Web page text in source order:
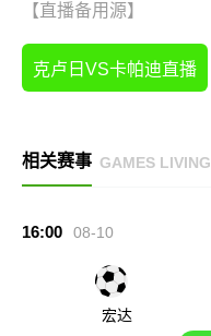
【直播备用源】
克卢日VS卡帕迪直播
相关赛事 GAMES LIVING
16:00 08-10
宏达